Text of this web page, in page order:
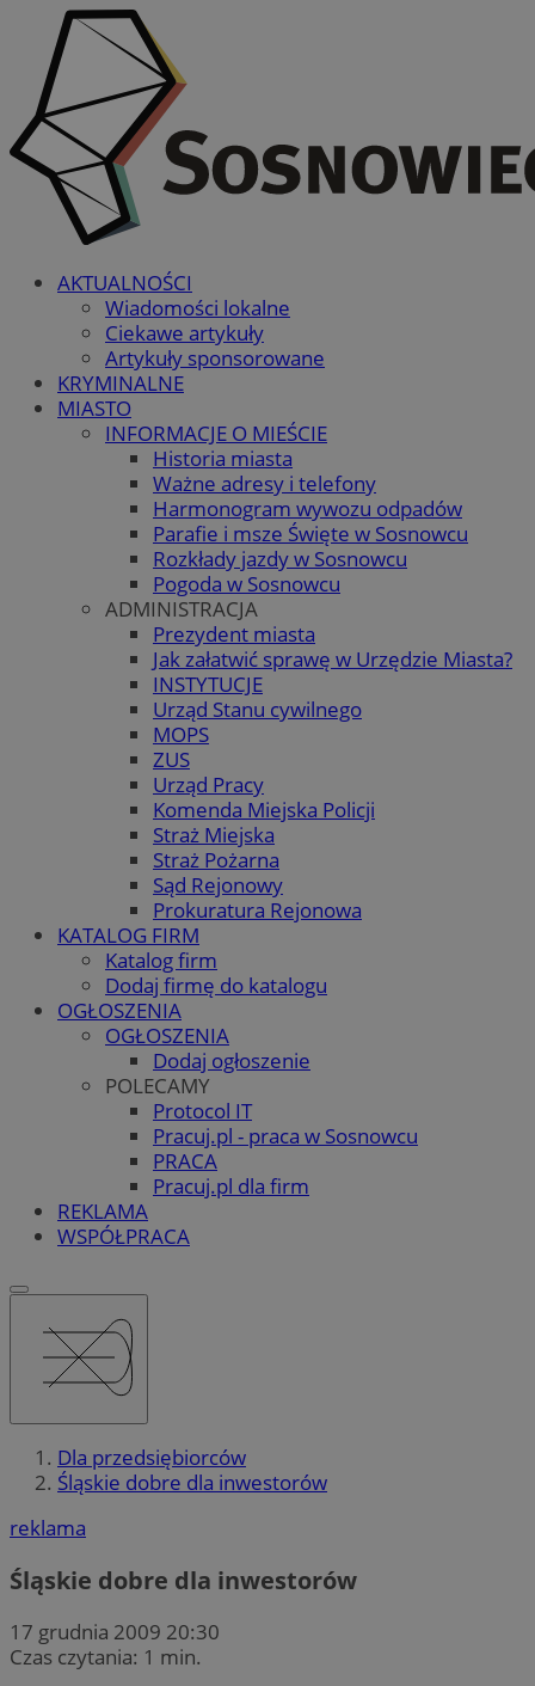
AKTUALNOŚCI
Wiadomości lokalne
Ciekawe artykuły
Artykuły sponsorowane
KRYMINALNE
MIASTO
INFORMACJE O MIEŚCIE
Historia miasta
Ważne adresy i telefony
Harmonogram wywozu odpadów
Parafie i msze Święte w Sosnowcu
Rozkłady jazdy w Sosnowcu
Pogoda w Sosnowcu
ADMINISTRACJA
Prezydent miasta
Jak załatwić sprawę w Urzędzie Miasta?
INSTYTUCJE
Urząd Stanu cywilnego
MOPS
ZUS
Urząd Pracy
Komenda Miejska Policji
Straż Miejska
Straż Pożarna
Sąd Rejonowy
Prokuratura Rejonowa
KATALOG FIRM
Katalog firm
Dodaj firmę do katalogu
OGŁOSZENIA
OGŁOSZENIA
Dodaj ogłoszenie
POLECAMY
Protocol IT
Pracuj.pl - praca w Sosnowcu
PRACA
Pracuj.pl dla firm
REKLAMA
WSPÓŁPRACA
Dla przedsiębiorców
Śląskie dobre dla inwestorów
reklama
Śląskie dobre dla inwestorów
17 grudnia 2009 20:30
Czas czytania: 1 min.